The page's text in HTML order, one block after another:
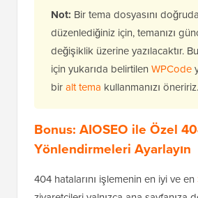
yeniden yükleyin. Ardından, 404
sayfanıza yönlendirilecektir.
Not:Bir tema dosyasını
düzenlediğiniz için, temanızı
değişiklik üzerine yazılacaktır.
için yukarıda belirtilenWPCode
biralt temakullanmanızı öneririz.
Bonus: AIOSEO ile Özel